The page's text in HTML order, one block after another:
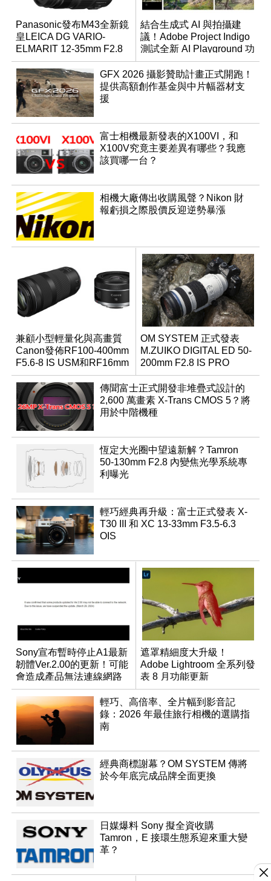
Panasonic發布M43全新鏡
皇LEICA DG VARIO-
ELMARIT 12-35mm F2.8
ASPH. POWER OIS
結合生成式 AI 與拍攝建
議！Adobe Project Indigo
測試全新 AI Playground 功
能
GFX 2026 攝影贊助計畫正式開跑！
提供高額創作基金與中片幅器材支
援
富士相機最新發表的X100VI，和
X100V究竟主要差異有哪些？我應
該買哪一台？
相機大廠傳出收購風聲？Nikon 財
報虧損之際股價反迎逆勢暴漲
兼顧小型輕量化與高畫質
Canon發佈RF100-400mm
F5.6-8 IS USM和RF16mm
F2.8 STM
OM SYSTEM 正式發表
M.ZUIKO DIGITAL ED 50-
200mm F2.8 IS PRO
傳聞富士正式開發非堆疊式設計的
2,600 萬畫素 X-Trans CMOS 5？將
用於中階機種
恆定大光圈中望遠新解？Tamron
50-130mm F2.8 內變焦光學系統專
利曝光
輕巧經典再升級：富士正式發表 X-
T30 III 和 XC 13-33mm F3.5-6.3
OIS
Sony宣布暫時停止A1最新
韌體Ver.2.00的更新！可能
會造成產品無法連線網路
遮罩精細度大升級！
Adobe Lightroom 全系列發
表 8 月功能更新
輕巧、高倍率、全片幅到影音記
錄：2026 年最佳旅行相機的選購指
南
經典商標謝幕？OM SYSTEM 傳將
於今年底完成品牌全面更換
日媒爆料 Sony 擬全資收購
Tamron，E 接環生態系迎來重大變
革？